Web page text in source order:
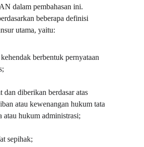
dalam pembahasan ini.
beberapa definisi
utama, yaitu:
berbentuk pernyataan
dan diberikan berdasar atas
atau kewenangan hukum tata
atau hukum administrasi;
sepihak;